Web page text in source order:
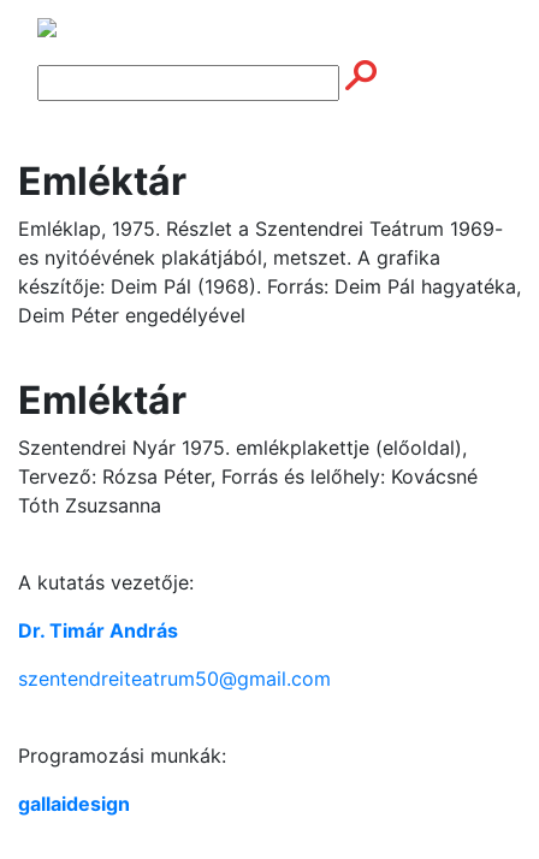
Emléktár
Emléklap, 1975. Részlet a Szentendrei Teátrum 1969-
es nyitóévének plakátjából, metszet. A grafika
készítője: Deim Pál (1968). Forrás: Deim Pál hagyatéka,
Deim Péter engedélyével
Emléktár
Szentendrei Nyár 1975. emlékplakettje (előoldal),
Tervező: Rózsa Péter, Forrás és lelőhely: Kovácsné
Tóth Zsuzsanna
A kutatás vezetője:
Dr. Timár András
szentendreiteatrum50@gmail.com
Programozási munkák:
gallaidesign